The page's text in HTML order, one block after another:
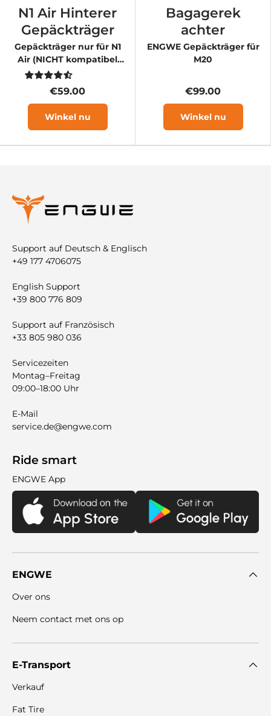
N1 Air Hinterer
Gepäckträger
Gepäckträger nur für N1
Air (NICHT kompatibel
mit N1 Air ST)
€59.00
Winkel nu
Bagagerek
achter
ENGWE Gepäckträger für
M20
€99.00
Winkel nu
Support auf Deutsch & Englisch
+49 177 4706075
English Support
+39 800 776 809
Support auf Französisch
+33 805 980 036
Servicezeiten
Montag–Freitag
09:00–18:00 Uhr
E-Mail
service.de@engwe.com
Ride smart
ENGWE App
ENGWE
Over ons
Neem contact met ons op
E-Transport
Verkauf
Fat Tire